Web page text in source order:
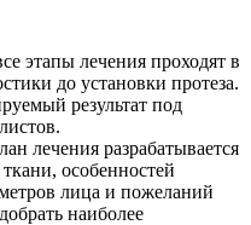
этапы лечения проходят в
до установки протеза.
результат под
лечения разрабатывается
особенностей
лица и пожеланий
наиболее